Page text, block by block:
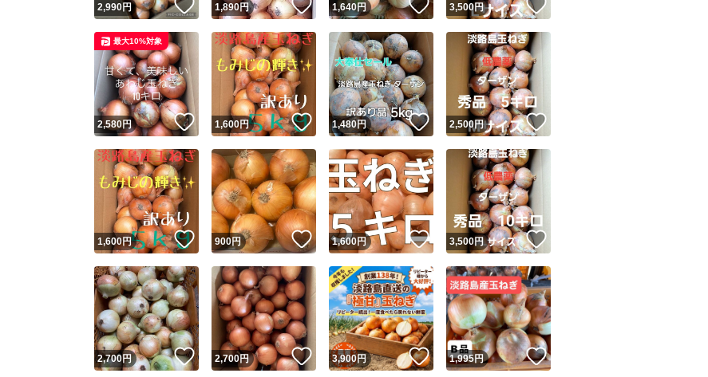
ユーザーの実績について
Yahoo!フリマが定めた一定の基準を満たしたユーザーにバッジを付与しています
安心取引出品者
安心取引出品者 Yahoo!フリマの基準をクリアした安心・安全なユーザーです
取引実績
この商品の情報をコピーします
商品画像の無断転載は禁止されています
2,990円 いいね！
1,890円 いいね！
1,640円 いいね！
3,500円
2,580円 いいね！
最大10%対象
1,600円 いいね！
1,480円 いいね！
2,500円
1,600円 いいね！
900円 いいね！
1,600円 いいね！
3,500円
2,700円 いいね！
2,700円 いいね！
3,900円 いいね！
1,995円 いいね！